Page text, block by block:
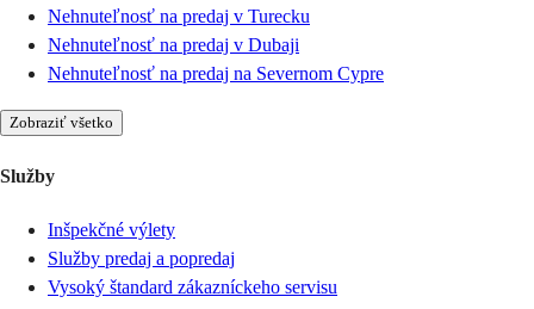
Nehnuteľnosť na predaj v Turecku
Nehnuteľnosť na predaj v Dubaji
Nehnuteľnosť na predaj na Severnom Cypre
Zobraziť všetko
Služby
Inšpekčné výlety
Služby predaj a popredaj
Vysoký štandard zákazníckeho servisu